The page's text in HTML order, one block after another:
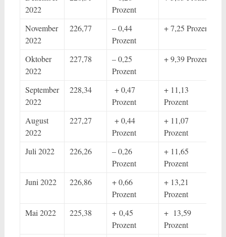
2022
Prozent
November
2022
226,77
– 0,44
Prozent
+ 7,25 Prozent
Oktober
2022
227,78
– 0,25
Prozent
+ 9,39 Prozent
September
2022
228,34
+ 0,47
Prozent
+ 11,13
Prozent
August
2022
227,27
+ 0,44
Prozent
+ 11,07
Prozent
Juli 2022
226,26
– 0,26
Prozent
+ 11,65
Prozent
Juni 2022
226,86
+ 0,66
Prozent
+ 13,21
Prozent
Mai 2022
225,38
+ 0,45
Prozent
+ 13,59
Prozent